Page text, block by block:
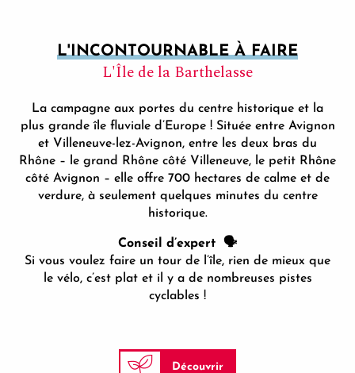
L'INCONTOURNABLE À FAIRE
L'Île de la Barthelasse
La campagne aux portes du centre historique et la
plus grande île fluviale d’Europe ! Située entre Avignon
et Villeneuve-lez-Avignon, entre les deux bras du
Rhône – le grand Rhône côté Villeneuve, le petit Rhône
côté Avignon – elle offre 700 hectares de calme et de
verdure, à seulement quelques minutes du centre
historique.
Conseil d’expert 🗣
Si vous voulez faire un tour de l’île, rien de mieux que
le vélo, c’est plat et il y a de nombreuses pistes
cyclables !
Découvrir